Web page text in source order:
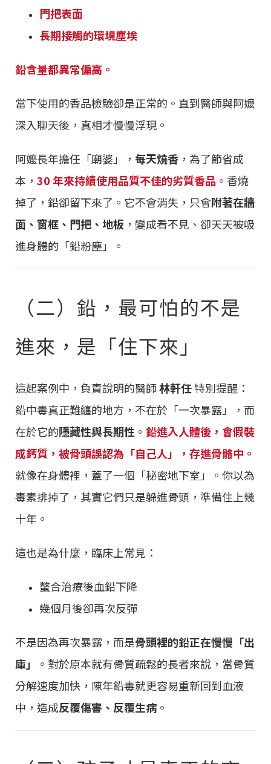
門把表面
長期接觸的環境塵埃
鉛含量都異常偏高。
當下使用的香品檢驗卻是正常的。直到醫師與阿嬤
深入聊天後，真相才慢慢浮現。
阿嬤長年擔任「廟婆」， 每天燒香 ，為了節省成
本， 30 年來持續使用品質不佳的劣質香品 。 香燒
掉了，鉛卻留下來了。它不會消失，只會附著在牆
面、窗框、門把、地板 ，變成看不見、卻天天被吸
進身體的「鉛粉塵」。
（二）鉛，最可怕的不是
進來，是「住下來」
這起案例中，負責說明的醫師林軒任特別提醒：
鉛中毒真正難纏的地方，不在於「一次暴露」，而
在於它的隱藏性與長期性 。 鉛進入人體後，會假裝
成鈣質，被骨頭誤認為「自己人」，存進骨骼中。
就像在身體裡，蓋了一個「秘密地下室」。你以為
毒素排掉了，其實它們只是躲進骨頭，準備住上幾
十年。
這也是為什麼，臨床上常見：
螯合治療後血鉛下降
幾個月後卻再次反彈
不是因為再次暴露，而是骨頭裡的鉛正在慢慢「出
庫」
。對於原本就有骨質疏鬆的長者來說，當骨質
分解速度加快，陳年鉛毒就更容易重新回到血液
中，造成反覆傷害、反覆生病 。